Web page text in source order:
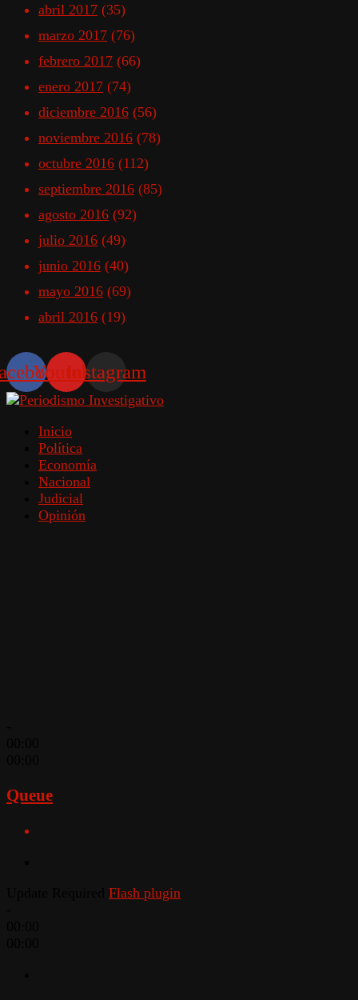
abril 2017 (35)
marzo 2017 (76)
febrero 2017 (66)
enero 2017 (74)
diciembre 2016 (56)
noviembre 2016 (78)
octubre 2016 (112)
septiembre 2016 (85)
agosto 2016 (92)
julio 2016 (49)
junio 2016 (40)
mayo 2016 (69)
abril 2016 (19)
YoutubeInstagram
Inicio
Política
Economía
Nacional
Judicial
Opinión
Queue
Flash plugin